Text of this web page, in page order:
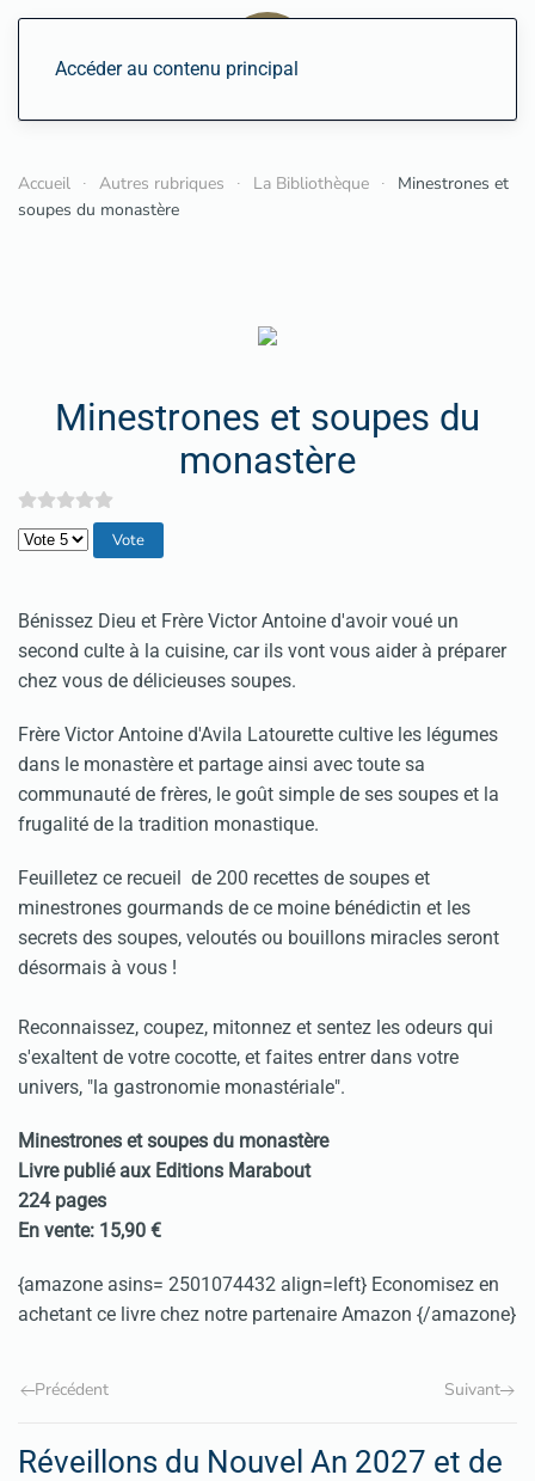
Accéder au contenu principal
Accueil Autres rubriques La Bibliothèque
Minestrones et
soupes du monastère
Minestrones et soupes du
monastère
Veuillez voter
Bénissez Dieu et Frère Victor Antoine d'avoir voué un
second culte à la cuisine, car ils vont vous aider à préparer
chez vous de délicieuses soupes.
Frère Victor Antoine d'Avila Latourette cultive les légumes
dans le monastère et partage ainsi avec toute sa
communauté de frères, le goût simple de ses soupes et la
frugalité de la tradition monastique.
Feuilletez ce recueil de 200 recettes de soupes et
minestrones gourmands de ce moine bénédictin et les
secrets des soupes, veloutés ou bouillons miracles seront
désormais à vous !
Reconnaissez, coupez, mitonnez et sentez les odeurs qui
s'exaltent de votre cocotte, et faites entrer dans votre
univers, "la gastronomie monastériale".
Minestrones et soupes du monastère
Livre publié aux Editions Marabout
224 pages
En vente: 15,90 €
{amazone asins= 2501074432 align=left} Economisez en
achetant ce livre chez notre partenaire Amazon {/amazone}
Précédent Suivant
Réveillons du Nouvel An 2027 et de